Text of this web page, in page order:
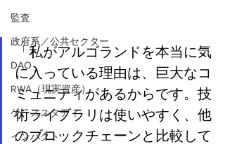
監査
政府系／公共セクター
DAO
RWA（現実資産）
ケーススタディ
インパクト
「私がアルゴランドを本当に気
に入っている理由は、巨大なコ
ミュニティがあるからです。技
術ライブラリは使いやすく、他
のブロックチェーンと比較して